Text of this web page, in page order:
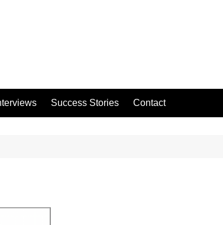
Success Stories Contact